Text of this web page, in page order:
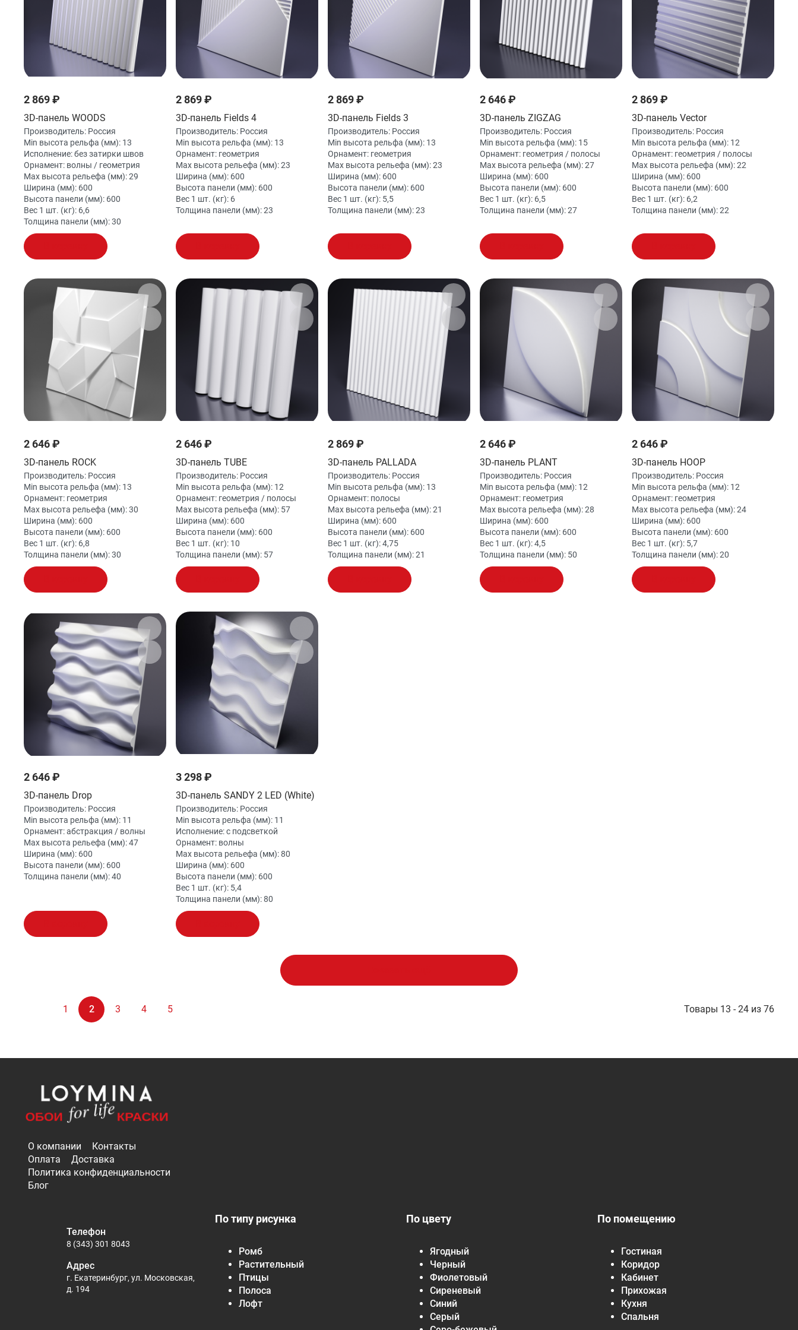
2 869 ₽
3D-панель WOODS
Производитель: Россия
Min высота рельфа (мм): 13
Исполнение:без затирки швов
Орнамент: волны / геометрия
Max высота рельефа (мм):29
Ширина (мм): 600
Высота панели (мм): 600
Вес 1 шт. (кг): 6,6
Толщина панели (мм):30
2 869 ₽
3D-панель Fields 4
Производитель: Россия
Min высота рельфа (мм): 13
Орнамент: геометрия
Max высота рельефа (мм):23
Ширина (мм): 600
Высота панели (мм): 600
Вес 1 шт. (кг): 6
Толщина панели (мм):23
2 869 ₽
3D-панель Fields 3
Производитель: Россия
Min высота рельфа (мм): 13
Орнамент: геометрия
Max высота рельефа (мм):23
Ширина (мм): 600
Высота панели (мм): 600
Вес 1 шт. (кг): 5,5
Толщина панели (мм):23
2 646 ₽
3D-панель ZIGZAG
Производитель: Россия
Min высота рельфа (мм): 15
Орнамент: геометрия / полосы
Max высота рельефа (мм):27
Ширина (мм): 600
Высота панели (мм): 600
Вес 1 шт. (кг): 6,5
Толщина панели (мм):27
2 869 ₽
3D-панель Vector
Производитель: Россия
Min высота рельфа (мм): 12
Орнамент: геометрия / полосы
Max высота рельефа (мм):22
Ширина (мм): 600
Высота панели (мм): 600
Вес 1 шт. (кг): 6,2
Толщина панели (мм):22
2 646 ₽
3D-панель ROCK
Производитель: Россия
Min высота рельфа (мм): 13
Орнамент: геометрия
Max высота рельефа (мм):30
Ширина (мм): 600
Высота панели (мм): 600
Вес 1 шт. (кг): 6,8
Толщина панели (мм):30
2 646 ₽
3D-панель TUBE
Производитель: Россия
Min высота рельфа (мм): 12
Орнамент: геометрия / полосы
Max высота рельефа (мм): 57
Ширина (мм): 600
Высота панели (мм): 600
Вес 1 шт. (кг): 10
Толщина панели (мм): 57
2 869 ₽
3D-панель PALLADA
Производитель: Россия
Min высота рельфа (мм): 13
Орнамент: полосы
Max высота рельефа (мм):21
Ширина (мм): 600
Высота панели (мм): 600
Вес 1 шт. (кг):4,75
Толщина панели (мм):21
2 646 ₽
3D-панель PLANT
Производитель: Россия
Min высота рельфа (мм): 12
Орнамент: геометрия
Max высота рельефа (мм):28
Ширина (мм): 600
Высота панели (мм): 600
Вес 1 шт. (кг):4,5
Толщина панели (мм): 50
2 646 ₽
3D-панель HOOP
Производитель: Россия
Min высота рельфа (мм): 12
Орнамент: геометрия
Max высота рельефа (мм):24
Ширина (мм): 600
Высота панели (мм): 600
Вес 1 шт. (кг): 5,7
Толщина панели (мм):20
2 646 ₽
3D-панель Drop
Производитель: Россия
Min высота рельфа (мм): 11
Орнамент:абстракция / волны
Max высота рельефа (мм):47
Ширина (мм): 600
Высота панели (мм): 600
Толщина панели (мм):40
3 298 ₽
3D-панель SANDY 2 LED (White)
Производитель: Россия
Min высота рельфа (мм): 11
Исполнение:с подсветкой
Орнамент: волны
Max высота рельефа (мм):80
Ширина (мм): 600
Высота панели (мм): 600
Вес 1 шт. (кг): 5,4
Толщина панели (мм):80
Товары 13 - 24 из 76
1 2 3 4 5
О компании
Контакты
Оплата
Доставка
Политика конфиденциальности
Блог
По типу рисунка
Ромб
Растительный
Птицы
Полоса
Лофт
По цвету
Ягодный
Черный
Фиолетовый
Сиреневый
Синий
Серый
По помещению
Гостиная
Коридор
Кабинет
Прихожая
Кухня
Спальня
Телефон
8 (343) 301 8043
Адрес
г. Екатеринбург, ул. Московская,
д. 194